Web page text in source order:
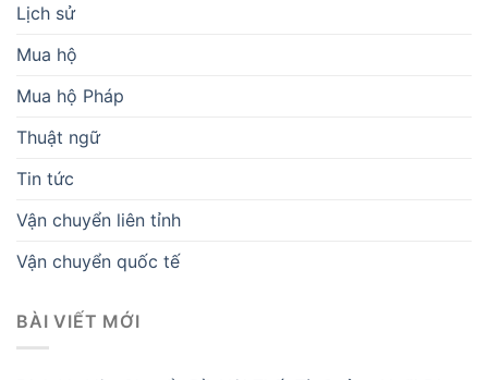
Lịch sử
Mua hộ
Mua hộ Pháp
Thuật ngữ
Tin tức
Vận chuyển liên tỉnh
Vận chuyển quốc tế
BÀI VIẾT MỚI